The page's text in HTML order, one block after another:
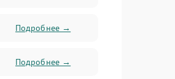
Подробнее →
Подробнее →